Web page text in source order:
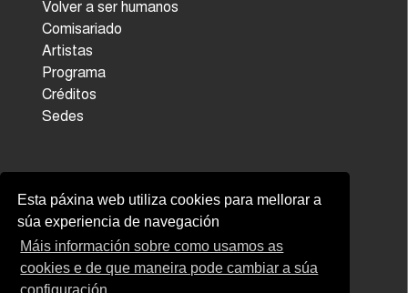
Esta páxina web utiliza cookies para mellorar a
súa experiencia de navegación
Máis información sobre como usamos as
cookies e de que maneira pode cambiar a súa
Volver a ser humanos
Comisariado
Artistas
Programa
Créditos
Sedes
Quen somos
A nosa misión
Historia da bienal
Pontevedra creativa